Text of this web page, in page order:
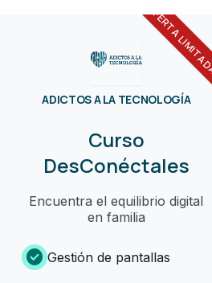
OFERTA
ADICTOS A LA TECNOLOGÍA
Curso
DesConéctales
Encuentra el equilibrio digital
en familia
check_circle Gestión de pantallas